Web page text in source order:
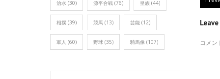
コメン
治水 (30) 源平合戦 (76) 皇族 (44)
相撲 (39) 競馬 (13) 芸能 (12)
軍人 (60) 野球 (35) 騎馬像 (107)